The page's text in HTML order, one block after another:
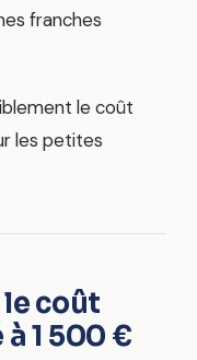
franches
le coût
les petites
coût
1 500 €